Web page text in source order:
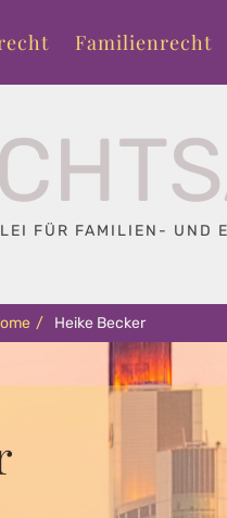
Familienrecht
FÜR FAMILIEN- UND
/ Heike Becker